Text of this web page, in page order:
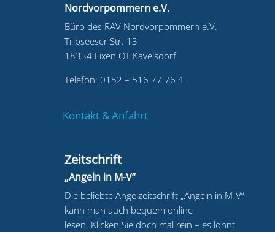
Nordvorpommern e.V.
Büro des RAV Nordvorpommern e.V.
Tribseeser Str. 13
18334 Eixen OT Kavelsdorf
Telefon: 0152 – 516 77 76 4
Kontakt & Anfahrt
Zeitschrift
„Angeln in M-V“
Die beliebte Angelzeitschrift „Angeln in M-V“
kann man auch bequem online
lesen. Klicken Sie doch mal rein – es lohnt